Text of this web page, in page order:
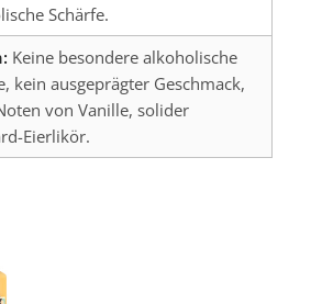
Schärfe.
Keine besondere alkoholische
kein ausgeprägter Geschmack,
von Vanille, solider
Eierlikör.